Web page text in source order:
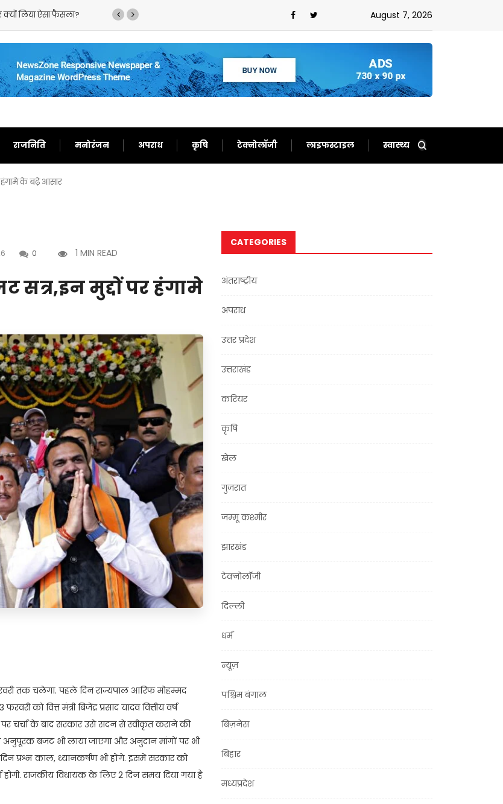
क्यों लिया ऐसा फैसला? ‘गदर 2’ ने सनी देओल के लौटाए अच्छे दिन,फिर से बन गए दर्शकों का खासAugust 7, 2026
राजनिति मनोरंजन अपराध कृषि टेक्नोलॉजी लाइफस्टाइल स्वास्थ्य
हंगामे के बढ़े आसार
0 1 MIN READ
मुद्दों पर हंगामे
तक चलेगा. पहले दिन राज्यपाल आरिफ मोहम्मद
को वित्त मंत्री बिजेंद्र प्रसाद यादव वित्तीय वर्ष
चर्चा के बाद सरकार उसे सदन से स्वीकृत कराने की
बजट भी लाया जाएगा और अनुदान मांगों पर भी
प्रश्न काल, ध्यानकर्षण भी होंगे. इसमें सरकार को
होगी. राजकीय विधायक के लिए 2 दिन समय दिया गया है
CATEGORIES
अंतराष्ट्रीय
अपराध
उत्तर प्रदेश
उत्तराखंड
करियर
कृषि
खेल
गुजरात
जम्मू कश्मीर
झारखंड
टेक्नोलॉजी
दिल्ली
धर्म
न्यूज़
पश्चिम बंगाल
बिज़नेस
बिहार
मध्यप्रदेश